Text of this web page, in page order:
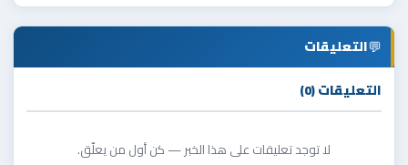
💬التعليقات
التعليقات (0)
لا توجد تعليقات على هذا الخبر — كن أول من يعلّق.